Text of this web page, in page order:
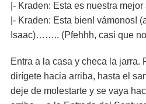
|- Kraden: Esta es nuestra mejor
|- Kraden: Esta bien! vámonos!
Isaac)…….. (Pfehhh, casi que
Entra a la casa y checa la jarra.
dirígete hacia arriba, hasta el
deje de molestarte y se vaya